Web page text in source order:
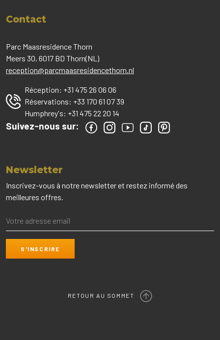
Contact
Parc Maasresidence Thorn
Meers 30, 6017 BD Thorn(NL)
reception@parcmaasresidencethorn.nl
Réception: +31 475 26 06 06
Réservations: +33 170 61 07 39
Humphrey's: +31 475 22 20 14
Suivez-nous sur:
Newsletter
Inscrivez-vous à notre newsletter et restez informé des
meilleures offres.
RETOUR AU SOMMET